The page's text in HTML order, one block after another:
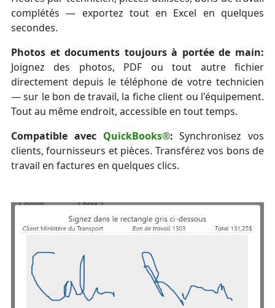
complétés — exportez tout en Excel en quelques
secondes.
Photos et documents toujours à portée de main:
Joignez des photos, PDF ou tout autre fichier
directement depuis le téléphone de votre technicien
— sur le bon de travail, la fiche client ou l'équipement.
Tout au même endroit, accessible en tout temps.
Compatible avec QuickBooks®: Synchronisez vos
clients, fournisseurs et pièces. Transférez vos bons de
travail en factures en quelques clics.